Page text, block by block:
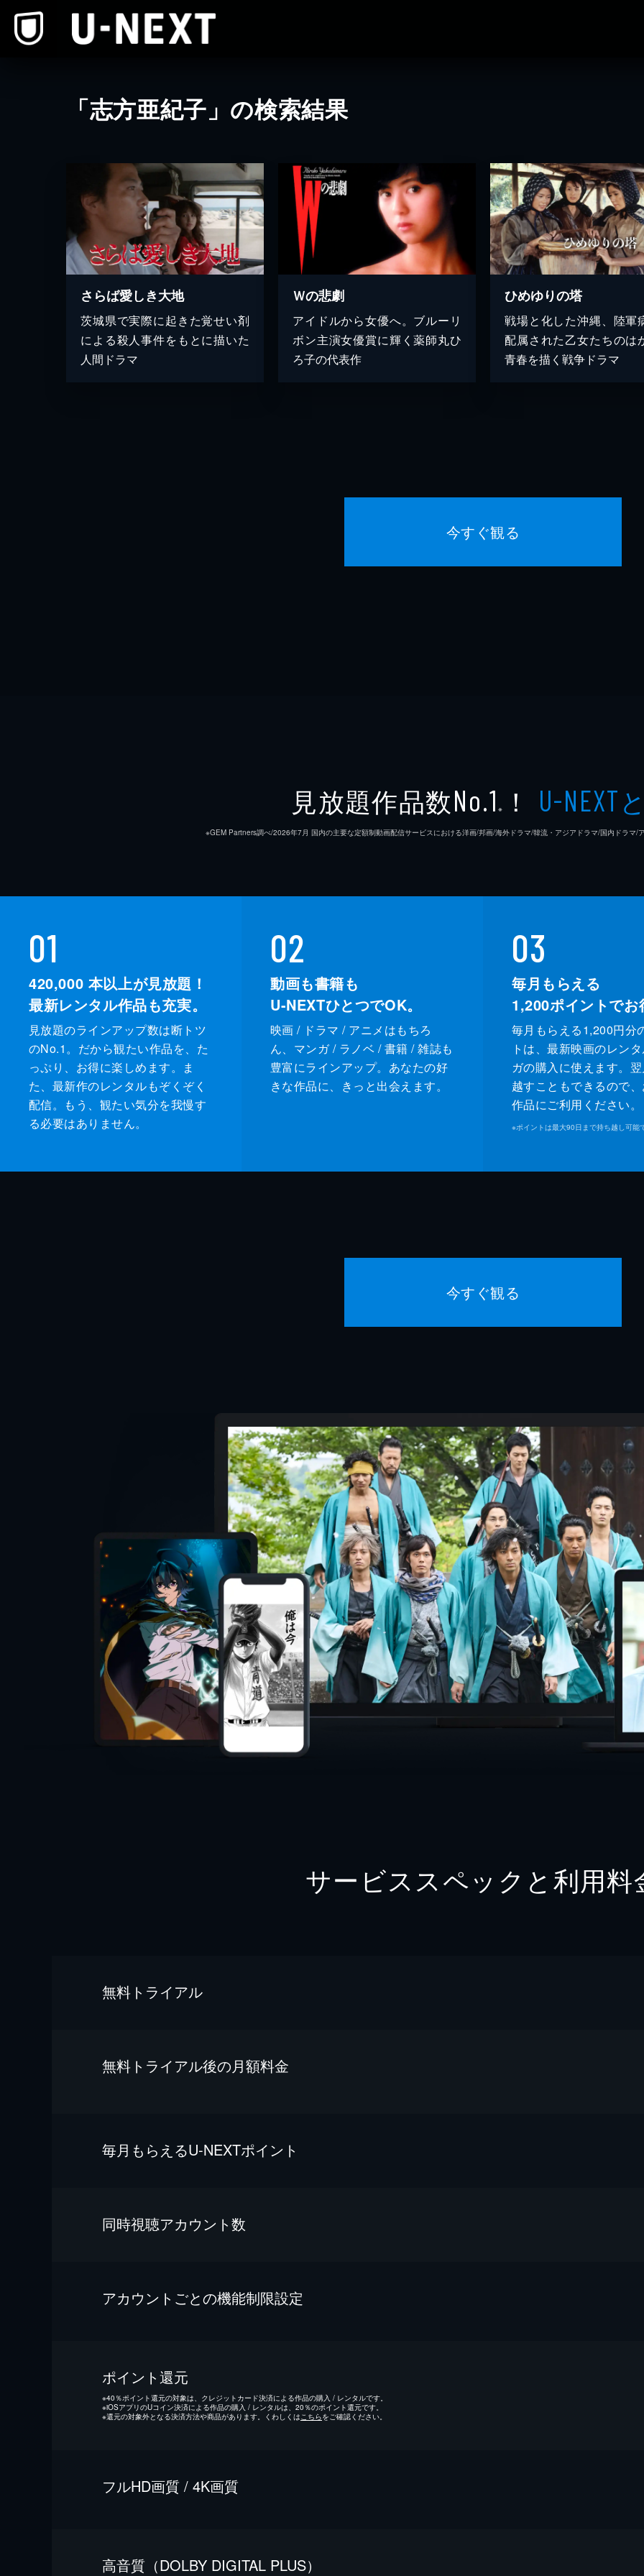
「志方亜紀子」の検索結果
さらば愛しき大地
茨城県で実際に起きた覚せい剤
による殺人事件をもとに描いた
人間ドラマ
Ｗの悲劇
アイドルから女優へ。ブルーリ
ボン主演女優賞に輝く薬師丸ひ
ろ子の代表作
ひめゆりの塔
戦場と化した沖縄、陸軍
配属された乙女たちのは
青春を描く戦争ドラマ
今すぐ観る
見放題作品数No.1 ※ ！ U-NEXT
※GEM Partners調べ/2026年7⽉ 国内の主要な定額制動画配信サービスにおける洋画/邦画/海外ドラマ/韓流・アジアドラマ/国内ドラマ/
01
420,000 本以上が見放題！
最新レンタル作品も充実。
見放題のラインアップ数は断トツ
のNo.1。だから観たい作品を、た
っぷり、お得に楽しめます。ま
た、最新作のレンタルもぞくぞく
配信。もう、観たい気分を我慢す
る必要はありません。
02
動画も書籍も
U-NEXTひとつでOK。
映画 / ドラマ / アニメはもちろ
ん、マンガ / ラノベ / 書籍 / 雑誌も
豊富にラインアップ。あなたの好
きな作品に、きっと出会えます。
03
毎月もらえる
1,200ポイントでお
毎月もらえる1,200円分
トは、最新映画のレン
ガの購入に使えます。
越すこともできるので
作品にご利用ください。
※ポイントは最大90日まで持ち越し可能
今すぐ観る
サービススペックと利用料
無料トライアル
無料トライアル後の⽉額料金
毎⽉もらえるU-NEXTポイント
同時視聴アカウント数
アカウントごとの機能制限設定
ポイント還元
※40％ポイント還元の対象は、クレジットカード決済による作品の購入 / レンタルです。
※iOSアプリのUコイン決済による作品の購入 / レンタルは、20％のポイント還元です。
※還元の対象外となる決済方法や商品があります。くわしくは こちらをご確認ください。
フルHD画質 / 4K画質
⾼⾳質（DOLBY DIGITAL PLUS）